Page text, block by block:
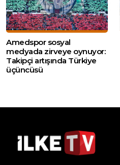
Amedspor sosyal
medyada zirveye oynuyor:
Takipçi artışında Türkiye
üçüncüsü